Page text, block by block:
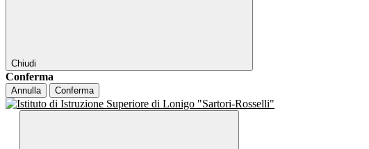
Chiudi
Conferma
Annulla Conferma